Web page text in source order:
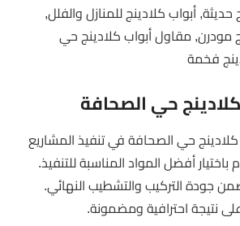
أبواب كلادينج للمنازل والفلل,
مودرن, مقاول أبواب كلادينج حي
فخمة
حي الصحافة
حي الصحافة في تنفيذ المشاريع
أفضل المواد المناسبة للتنفيذ.
جودة التركيب والتشطيب النهائي.
نتيجة احترافية ومضمونة.